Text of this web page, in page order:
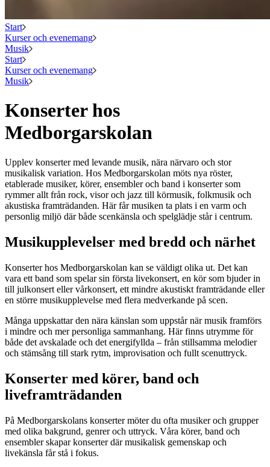
Start
Kurser och evenemang
Musik
Start
Kurser och evenemang
Musik
Konserter hos
Medborgarskolan
Upplev konserter med levande musik, nära närvaro och stor
musikalisk variation. Hos Medborgarskolan möts nya röster,
etablerade musiker, körer, ensembler och band i konserter som
rymmer allt från rock, visor och jazz till körmusik, folkmusik och
akustiska framträdanden. Här får musiken ta plats i en varm och
personlig miljö där både scenkänsla och spelglädje står i centrum.
Musikupplevelser med bredd och närhet
Konserter hos Medborgarskolan kan se väldigt olika ut. Det kan
vara ett band som spelar sin första livekonsert, en kör som bjuder in
till julkonsert eller vårkonsert, ett mindre akustiskt framträdande eller
en större musikupplevelse med flera medverkande på scen.
Många uppskattar den nära känslan som uppstår när musik framförs
i mindre och mer personliga sammanhang. Här finns utrymme för
både det avskalade och det energifyllda – från stillsamma melodier
och stämsång till stark rytm, improvisation och fullt scenuttryck.
Konserter med körer, band och
liveframträdanden
På Medborgarskolans konserter möter du ofta musiker och grupper
med olika bakgrund, genrer och uttryck. Våra körer, band och
ensembler skapar konserter där musikalisk gemenskap och
livekänsla får stå i fokus.